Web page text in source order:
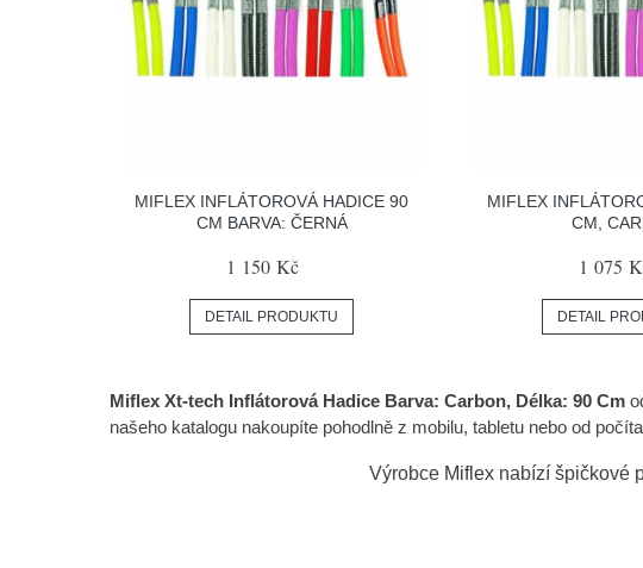
MIFLEX INFLÁTOROVÁ HADICE 90
CM BARVA: ČERNÁ
1 150 Kč
DETAIL PRODUKTU
MIFLEX
CM,
1 075
DETAIL
Miflex Xt-tech Inflátorová Hadice Barva: Carbon, Délka: 90 Cm
našeho katalogu nakoupíte pohodlně z mobilu, tabletu nebo od
Výrobce Miflexnabízí špičkové